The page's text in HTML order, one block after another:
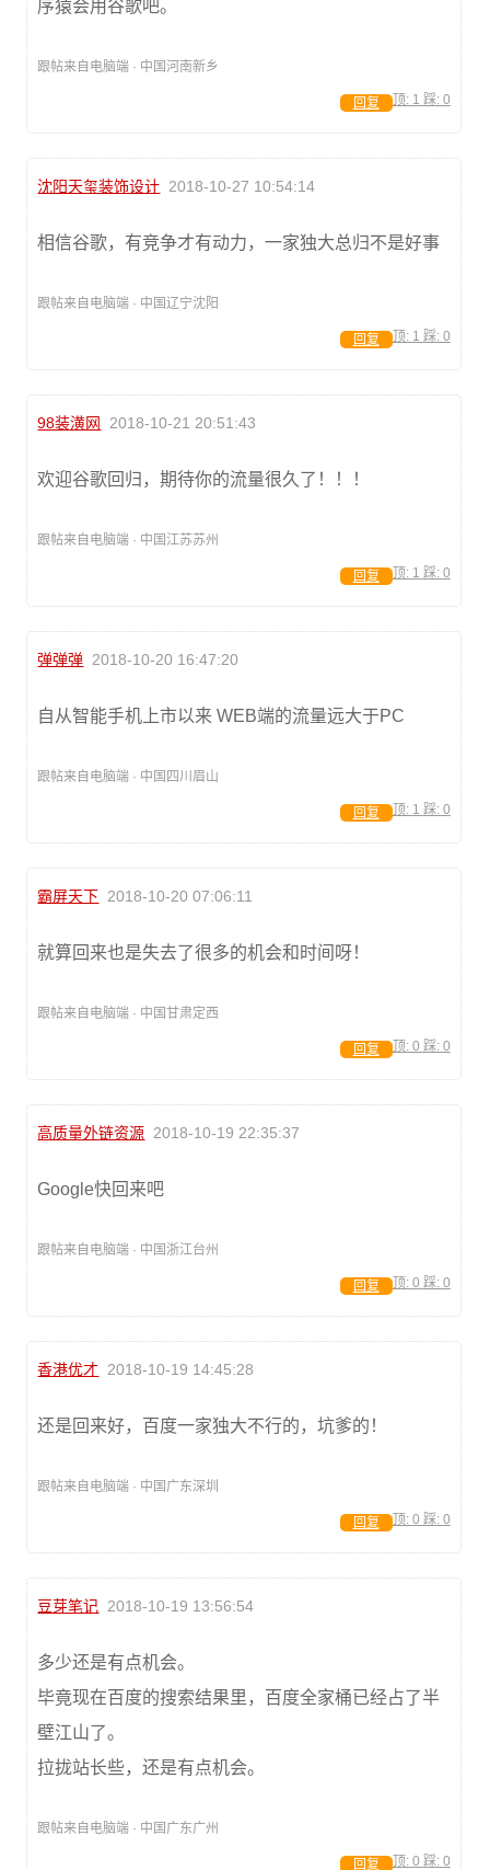
序猿会用谷歌吧。
跟帖来自电脑端 · 中国河南新乡
顶: 1 踩: 0
回复
沈阳天玺装饰设计 2018-10-27 10:54:14
相信谷歌，有竞争才有动力，一家独大总归不是好事
跟帖来自电脑端 · 中国辽宁沈阳
顶: 1 踩: 0
回复
98装潢网 2018-10-21 20:51:43
欢迎谷歌回归，期待你的流量很久了！！！
跟帖来自电脑端 · 中国江苏苏州
顶: 1 踩: 0
回复
弹弹弹 2018-10-20 16:47:20
自从智能手机上市以来 WEB端的流量远大于PC
跟帖来自电脑端 · 中国四川眉山
顶: 1 踩: 0
回复
霸屏天下 2018-10-20 07:06:11
就算回来也是失去了很多的机会和时间呀！
跟帖来自电脑端 · 中国甘肃定西
顶: 0 踩: 0
回复
高质量外链资源 2018-10-19 22:35:37
Google快回来吧
跟帖来自电脑端 · 中国浙江台州
顶: 0 踩: 0
回复
香港优才 2018-10-19 14:45:28
还是回来好，百度一家独大不行的，坑爹的！
跟帖来自电脑端 · 中国广东深圳
顶: 0 踩: 0
回复
豆芽笔记 2018-10-19 13:56:54
多少还是有点机会。
毕竟现在百度的搜索结果里，百度全家桶已经占了半
壁江山了。
拉拢站长些，还是有点机会。
跟帖来自电脑端 · 中国广东广州
顶: 0 踩: 0
回复